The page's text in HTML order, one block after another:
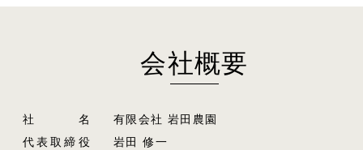
会社概要
社名
有限会社 岩田農園
代表取締役
岩田 修一